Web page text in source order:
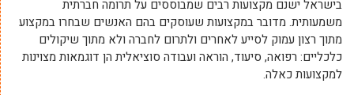
בישראל ישנם מקצועות רבים שמבוססים על תרומה חברתית
משמעותית. מדובר במקצועות שעוסקים בהם האנשים שבחרו במקצוע
מתוך רצון עמוק לסייע לאחרים ולתרום לחברה ולא מתוך שיקולים
כלכליים: רפואה, סיעוד, הוראה ועבודה סוציאלית הן דוגמאות מצוינות
למקצועות כאלה.